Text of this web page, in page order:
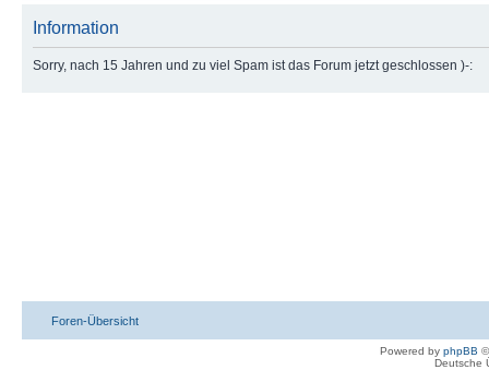
Information
Sorry, nach 15 Jahren und zu viel Spam ist das Forum jetzt geschlossen )-:
Foren-Übersicht
Powered by phpBB
Deutsche